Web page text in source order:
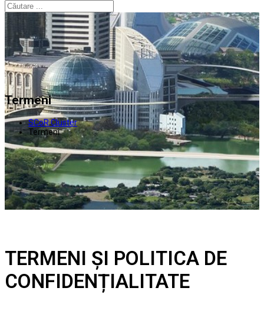
Termeni
SCoR Cluster
Termeni
TERMENI ȘI POLITICA DE
CONFIDENȚIALITATE